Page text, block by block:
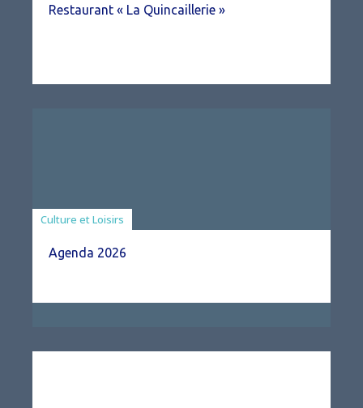
Restaurant « La Quincaillerie »
Associations
Culture et Loisirs
Agenda 2026